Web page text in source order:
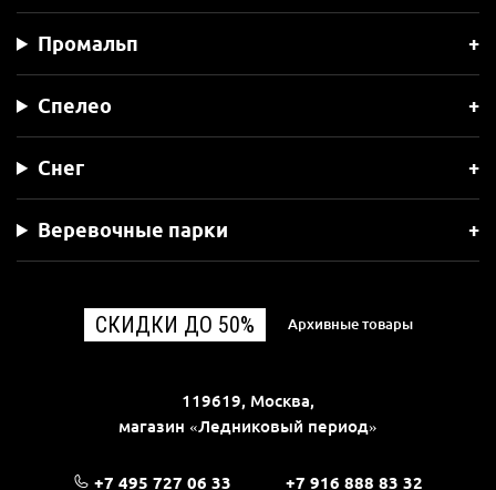
Промальп
Спелео
Снег
Веревочные парки
СКИДКИ ДО 50% Архивные товары
119619, Москва,
магазин «Ледниковый период»
+7 495 727 06 33 +7 916 888 83 32